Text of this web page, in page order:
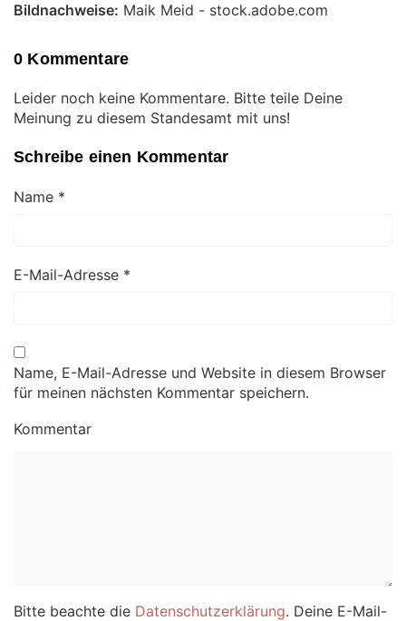
Bildnachweise: Maik Meid - stock.adobe.com
0 Kommentare
Leider noch keine Kommentare. Bitte teile Deine
Meinung zu diesem Standesamt mit uns!
Schreibe einen Kommentar
Name *
E-Mail-Adresse *
Name, E-Mail-Adresse und Website in diesem Browser
für meinen nächsten Kommentar speichern.
Kommentar
Bitte beachte die Datenschutzerklärung. Deine E-Mail-